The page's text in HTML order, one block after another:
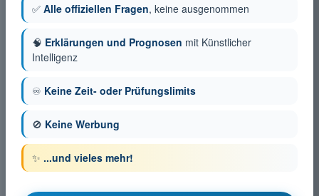
✅ Alle offiziellen Fragen, keine ausgenommen
🧠 Erklärungen und Prognosen mit Künstlicher
Intelligenz
♾️ Keine Zeit- oder Prüfungslimits
🚫 Keine Werbung
✨ ...und vieles mehr!